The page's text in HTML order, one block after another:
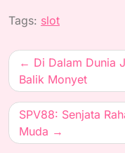
Tags: slot
Post
navigation
Di Dalam Dunia
Balik Monyet
SPV88: Senjata
Muda